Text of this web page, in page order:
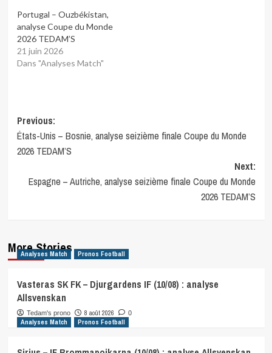
Portugal – Ouzbékistan,
analyse Coupe du Monde
2026 TEDAM’S
21 juin 2026
Dans "Analyses Match"
Post
navigation
Previous:
États-Unis – Bosnie, analyse seizième finale Coupe du Monde
2026 TEDAM’S
Next:
Espagne – Autriche, analyse seizième finale Coupe du Monde
2026 TEDAM’S
More Stories
Analyses Match Pronos Football
Vasteras SK FK – Djurgardens IF (10/08) : analyse
Allsvenskan
Tedam's prono 8 août 2026 0
Analyses Match Pronos Football